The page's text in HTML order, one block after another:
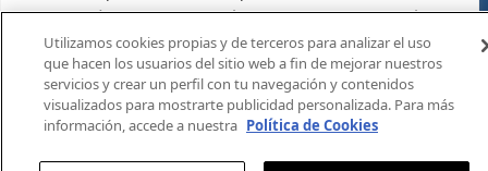
navegación (por ejemplo, páginas visitadas). Para más
información consulte la política de cookies. Puede
aceptar todas las cookies pulsando el botón "Aceptar" o
configurarlas o rechazar su uso pulsando el botón
"Configurar".
Utilizamos cookies propias y de terceros para analizar el uso
que hacen los usuarios del sitio web a fin de mejorar nuestros
servicios y crear un perfil con tu navegación y contenidos
visualizados para mostrarte publicidad personalizada. Para más
información, accede a nuestra Política de Cookies